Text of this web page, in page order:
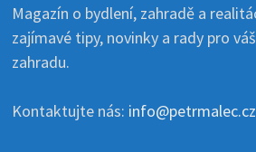
Magazín o bydlení, zahradě a
zajímavé tipy, novinky a rady pro
zahradu.
Kontaktujte nás: info@petrmalec.cz